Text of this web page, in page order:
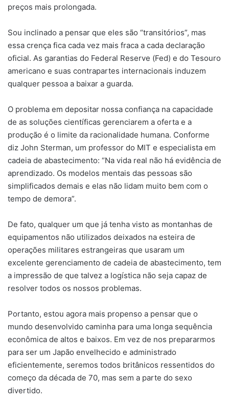
preços mais prolongada.
Sou inclinado a pensar que eles são “transitórios”, mas
essa crença fica cada vez mais fraca a cada declaração
oficial. As garantias do Federal Reserve (Fed) e do Tesouro
americano e suas contrapartes internacionais induzem
qualquer pessoa a baixar a guarda.
O problema em depositar nossa confiança na capacidade
de as soluções científicas gerenciarem a oferta e a
produção é o limite da racionalidade humana. Conforme
diz John Sterman, um professor do MIT e especialista em
cadeia de abastecimento: “Na vida real não há evidência de
aprendizado. Os modelos mentais das pessoas são
simplificados demais e elas não lidam muito bem com o
tempo de demora”.
De fato, qualquer um que já tenha visto as montanhas de
equipamentos não utilizados deixados na esteira de
operações militares estrangeiras que usaram um
excelente gerenciamento de cadeia de abastecimento, tem
a impressão de que talvez a logística não seja capaz de
resolver todos os nossos problemas.
Portanto, estou agora mais propenso a pensar que o
mundo desenvolvido caminha para uma longa sequência
econômica de altos e baixos. Em vez de nos prepararmos
para ser um Japão envelhecido e administrado
eficientemente, seremos todos britânicos ressentidos do
começo da década de 70, mas sem a parte do sexo
divertido.